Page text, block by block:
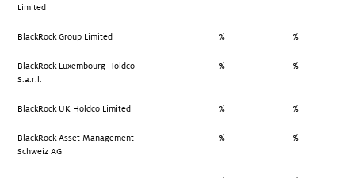
Limited
BlackRock Group Limited % %
BlackRock Luxembourg Holdco
S.a.r.l.
% %
BlackRock UK Holdco Limited % %
BlackRock Asset Management
Schweiz AG
% %